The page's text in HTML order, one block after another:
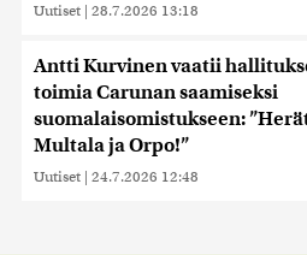
Uutiset | 28.7.2026 13:18
Antti Kurvinen vaatii
toimia Carunan saamiseksi
suomalaisomistukseen:
Multala ja Orpo!”
Uutiset | 24.7.2026 12:48